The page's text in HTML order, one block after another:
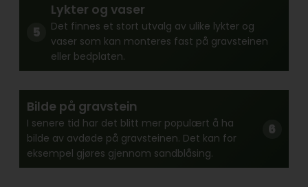
Lykter og vaser
Det finnes et stort utvalg av ulike lykter og
vaser som kan monteres fast på gravsteinen
eller bedplaten.
Bilde på gravstein
I senere tid har det blitt mer populært å ha
bilde av avdøde på gravsteinen. Det kan for
eksempel gjøres gjennom sandblåsing.